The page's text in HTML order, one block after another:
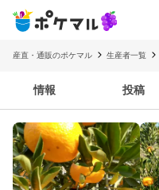
産直・通販のポケマル 生産者一覧
情報 投稿